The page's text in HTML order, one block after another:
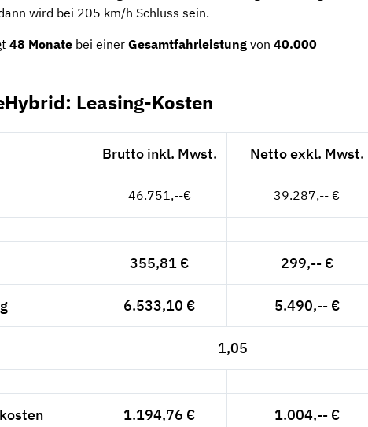
wird bei 205 km/h Schluss sein.
48 Monate bei einer Gesamtfahrleistung von 40.000
Leasing-Kosten
Brutto inkl. Mwst. Netto exkl. Mwst.
46.751,--€ 39.287,-- €
355,81 € 299,-- €
6.533,10 € 5.490,-- €
1,05
1.194,76 € 1.004,-- €